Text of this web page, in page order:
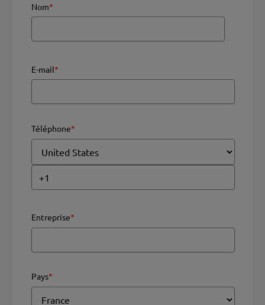
Nom*
E-mail*
Téléphone*
Entreprise*
Pays*